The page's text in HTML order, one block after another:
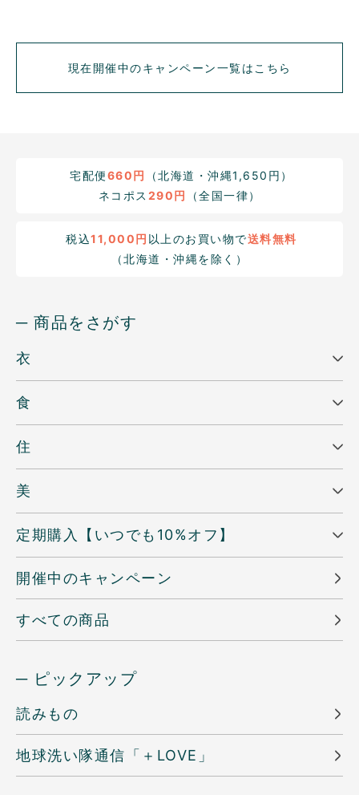
現在開催中のキャンペーン一覧はこちら
宅配便660円
（北海道・沖縄1,650円）
ネコポス 290円 （全国一律）
税込11,000円 以上のお買い物で送料無料
（北海道・沖縄を除く）
─ 商品をさがす
衣
食
住
美
定期購入【いつでも10%オフ】
開催中のキャンペーン
すべての商品
─ ピックアップ
読みもの
地球洗い隊通信「＋LOVE」